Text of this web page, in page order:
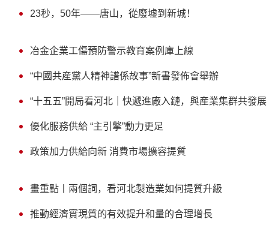
23秒，50年——唐山，從廢墟到新城！
冶金企業工傷預防警示教育案例庫上線
“中國共産黨人精神譜係故事”新書發佈會舉辦
“十五五”開局看河北｜快遞進廠入鏈，與産業集群共發展
優化服務供給 “主引擎”動力更足
政策加力供給向新 消費市場擴容提質
畫重點丨兩個詞，看河北製造業如何提質升級
推動經濟實現質的有效提升和量的合理增長